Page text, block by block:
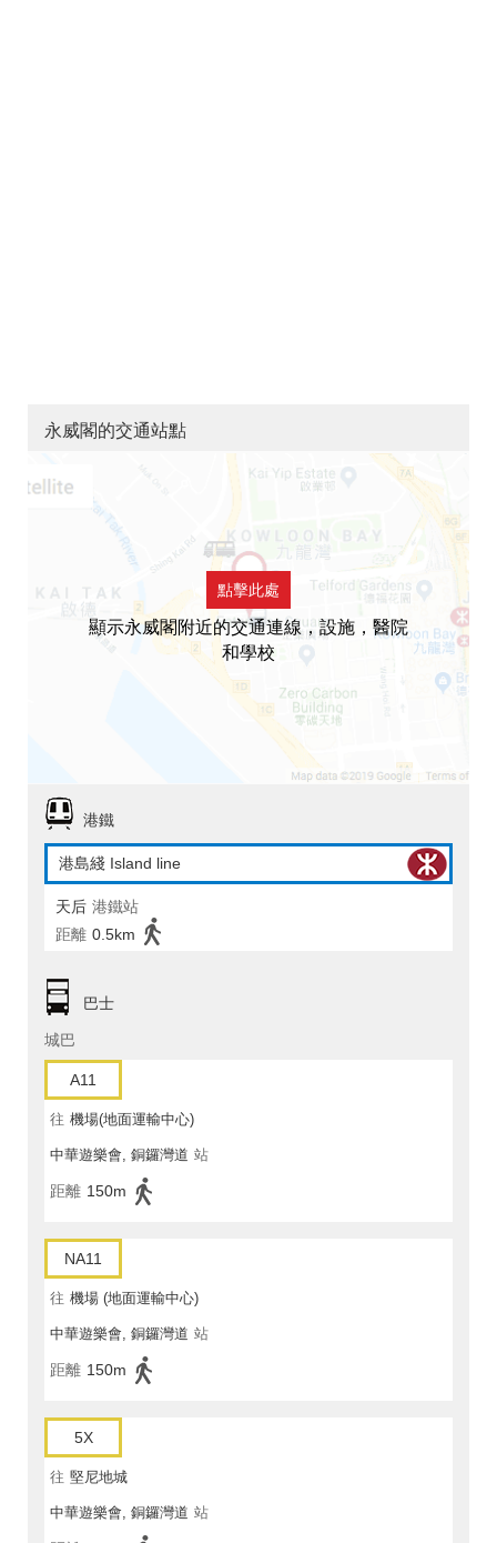
永威閣的交通站點
點擊此處
顯示永威閣附近的交通連線，設施，醫院
和學校
港鐵
港島綫 Island line
天后 港鐵站
距離 0.5km
巴士
城巴
A11
往 機場(地面運輸中心)
中華遊樂會, 銅鑼灣道 站
距離 150m
NA11
往 機場 (地面運輸中心)
中華遊樂會, 銅鑼灣道 站
距離 150m
5X
往 堅尼地城
中華遊樂會, 銅鑼灣道 站